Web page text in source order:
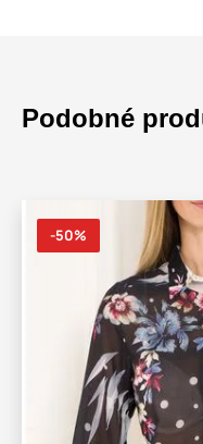
Podobné
-50%